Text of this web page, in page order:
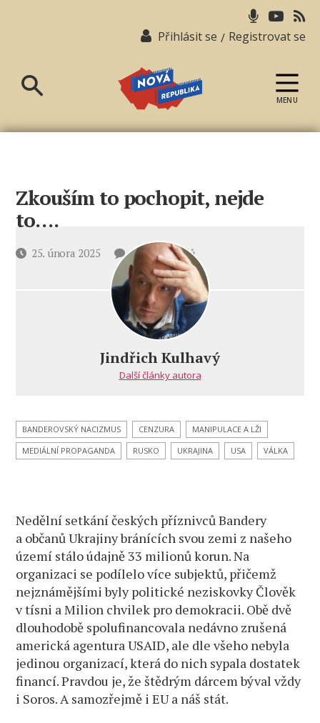
Přihlásit se / Registrovat se
republika
MENU
Zkouším to pochopit, nejde
to….
Datum25. února 2025 18 komentářůu
textu
názvem
Zkouším
nejde
to….
Jindřich Kulhavý
Další články autora
BANDEROVSKÝ NACIZMUS CENZURA
MANIPULACE A LŽI
MEDIÁLNÍ PROPAGANDA
RUSKO UKRAJINA USA VÁLKA
Nedělní setkání českých příznivců Bandery
a občanů Ukrajiny bránících svou zemi z našeho
území stálo údajně 33 milionů korun. Na
organizaci se podílelo více subjektů, přičemž
nejznámějšími byly politické neziskovky Člověk
v tísni a Milion chvilek pro demokracii. Obě dvě
dlouhodobě spolufinancovala nedávno zrušená
americká agentura USAID, ale dle všeho nebyla
jedinou organizací, která do nich sypala dostatek
financí. Pravdou je, že štědrým dárcem býval vždy
i Soros. A samozřejmě i EU a náš stát.